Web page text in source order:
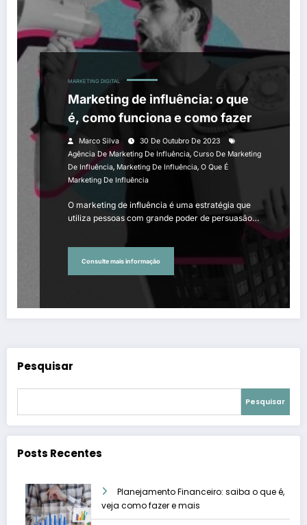
MARKETING DIGITAL
Marketing de influência: o que
é, como funciona e como fazer
Marco Silva
30 De Outubro De 2023
Agência De Marketing De Influência, Curso De Marketing
De Influência, Marketing De Influência, O Que É
Marketing De Influência
O marketing de influência é uma estratégia que
utiliza pessoas com grande poder de persuasão…
Consulte mais informação
Pesquisar
Pesquisar
Posts Recentes
Planejamento Financeiro: saiba o que é,
veja como fazer e mais